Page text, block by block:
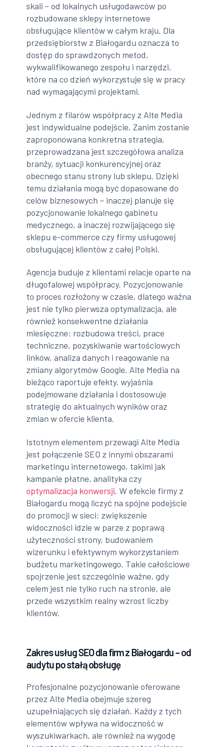
skali – od lokalnych usługodawców po
rozbudowane sklepy internetowe
obsługujące klientów w całym kraju. Dla
przedsiębiorstw z Białogardu oznacza to
dostęp do sprawdzonych metod,
wykwalifikowanego zespołu i narzędzi,
które na co dzień wykorzystuje się w pracy
nad wymagającymi projektami.
Jednym z filarów współpracy z Alte Media
jest indywidualne podejście. Zanim zostanie
zaproponowana konkretna strategia,
przeprowadzana jest szczegółowa analiza
branży, sytuacji konkurencyjnej oraz
obecnego stanu strony lub sklepu. Dzięki
temu działania mogą być dopasowane do
celów biznesowych – inaczej planuje się
pozycjonowanie lokalnego gabinetu
medycznego, a inaczej rozwijającego się
sklepu e-commerce czy firmy usługowej
obsługującej klientów z całej Polski.
Agencja buduje z klientami relacje oparte na
długofalowej współpracy. Pozycjonowanie
to proces rozłożony w czasie, dlatego ważna
jest nie tylko pierwsza optymalizacja, ale
również konsekwentne działania
miesięczne: rozbudowa treści, prace
techniczne, pozyskiwanie wartościowych
linków, analiza danych i reagowanie na
zmiany algorytmów Google. Alte Media na
bieżąco raportuje efekty, wyjaśnia
podejmowane działania i dostosowuje
strategię do aktualnych wyników oraz
zmian w ofercie klienta.
Istotnym elementem przewagi Alte Media
jest połączenie SEO z innymi obszarami
marketingu internetowego, takimi jak
kampanie płatne, analityka czy
optymalizacja konwersji. W efekcie firmy z
Białogardu mogą liczyć na spójne podejście
do promocji w sieci: zwiększenie
widoczności idzie w parze z poprawą
użyteczności strony, budowaniem
wizerunku i efektywnym wykorzystaniem
budżetu marketingowego. Takie całościowe
spojrzenie jest szczególnie ważne, gdy
celem jest nie tylko ruch na stronie, ale
przede wszystkim realny wzrost liczby
klientów.
Zakres usług SEO dla firm z Białogardu – od
audytu po stałą obsługę
Profesjonalne pozycjonowanie oferowane
przez Alte Media obejmuje szereg
uzupełniających się działań. Każdy z tych
elementów wpływa na widoczność w
wyszukiwarkach, ale również na wygodę